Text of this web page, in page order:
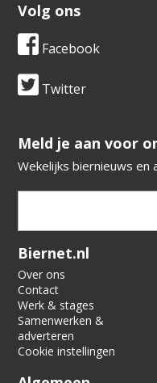
Volg ons
Facebook
Twitter
​​​​​​​Meld je aan voor
Wekelijks biernieuws en
Verification code:
Biernet.nl
Over ons
Contact
Werk & stages
Samenwerken &
adverteren
Cookie instellingen